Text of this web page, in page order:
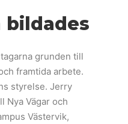
bildades
grunden till
framtida arbete.
styrelse. Jerry
Nya Vägar och
Västervik,